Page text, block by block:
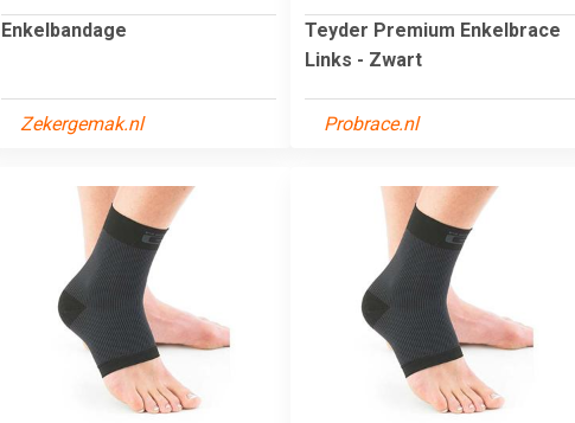
Enkelbandage
Zekergemak.nl
Teyder Premium Enkelbrace
Links - Zwart
Probrace.nl